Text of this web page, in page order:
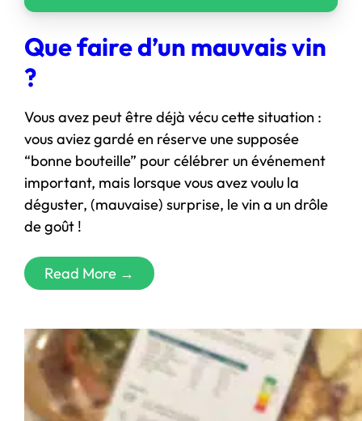
Que faire d’un mauvais vin
?
Vous avez peut être déjà vécu cette situation :
vous aviez gardé en réserve une supposée
“bonne bouteille” pour célébrer un événement
important, mais lorsque vous avez voulu la
déguster, (mauvaise) surprise, le vin a un drôle
de goût !
Read More →